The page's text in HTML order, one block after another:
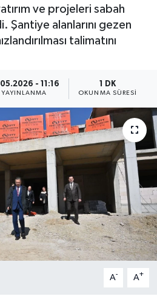
ve projeleri sabah
alanlarını gezen
talimatını
- 11:16
YAYINLANMA
1 DK
OKUNMA SÜRESI
A- A+